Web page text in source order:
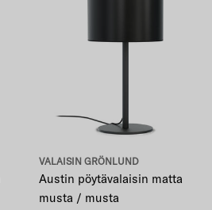
VALAISIN GRÖNLUND
Austin pöytävalaisin matta
musta / musta